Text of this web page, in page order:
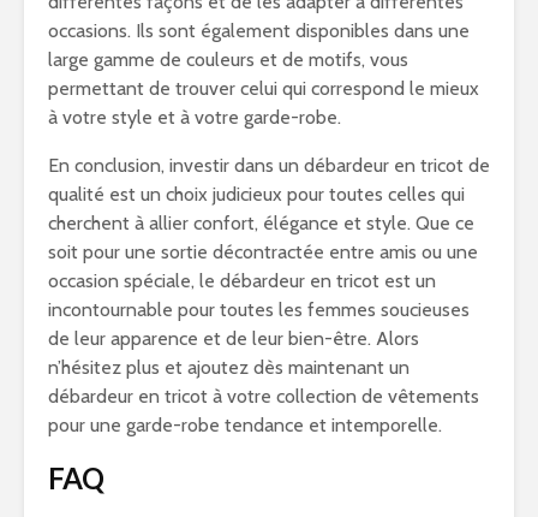
occasions. Ils sont également disponibles dans une
large gamme de couleurs et de motifs, vous
permettant de trouver celui qui correspond le mieux
à votre style et à votre garde-robe.
En conclusion, investir dans un débardeur en tricot de
qualité est un choix judicieux pour toutes celles qui
cherchent à allier confort, élégance et style. Que ce
soit pour une sortie décontractée entre amis ou une
occasion spéciale, le débardeur en tricot est un
incontournable pour toutes les femmes soucieuses
de leur apparence et de leur bien-être. Alors
n’hésitez plus et ajoutez dès maintenant un
débardeur en tricot à votre collection de vêtements
pour une garde-robe tendance et intemporelle.
FAQ